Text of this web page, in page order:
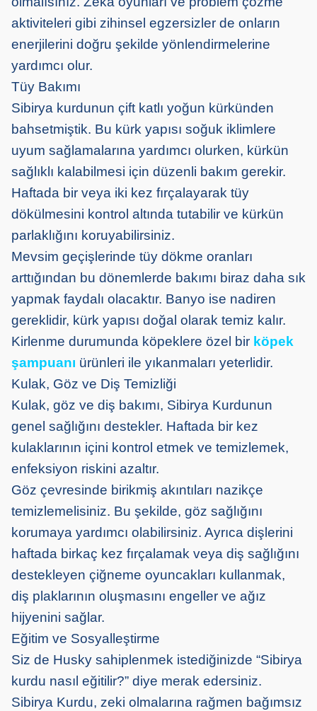
aktiviteleri gibi zihinsel egzersizler de onların
enerjilerini doğru şekilde yönlendirmelerine
yardımcı olur.
Tüy Bakımı
Sibirya kurdunun çift katlı yoğun kürkünden
bahsetmiştik. Bu kürk yapısı soğuk iklimlere
uyum sağlamalarına yardımcı olurken, kürkün
sağlıklı kalabilmesi için düzenli bakım gerekir.
Haftada bir veya iki kez fırçalayarak tüy
dökülmesini kontrol altında tutabilir ve kürkün
parlaklığını koruyabilirsiniz.
Mevsim geçişlerinde tüy dökme oranları
arttığından bu dönemlerde bakımı biraz daha sık
yapmak faydalı olacaktır. Banyo ise nadiren
gereklidir, kürk yapısı doğal olarak temiz kalır.
Kirlenme durumunda köpeklere özel bir köpek
şampuanı ürünleri ile yıkanmaları yeterlidir.
Kulak, Göz ve Diş Temizliği
Kulak, göz ve diş bakımı, Sibirya Kurdunun
genel sağlığını destekler. Haftada bir kez
kulaklarının içini kontrol etmek ve temizlemek,
enfeksiyon riskini azaltır.
Göz çevresinde birikmiş akıntıları nazikçe
temizlemelisiniz. Bu şekilde, göz sağlığını
korumaya yardımcı olabilirsiniz. Ayrıca dişlerini
haftada birkaç kez fırçalamak veya diş sağlığını
destekleyen çiğneme oyuncakları kullanmak,
diş plaklarının oluşmasını engeller ve ağız
hijyenini sağlar.
Eğitim ve Sosyalleştirme
Siz de Husky sahiplenmek istediğinizde “Sibirya
kurdu nasıl eğitilir?” diye merak edersiniz.
Sibirya Kurdu, zeki olmalarına rağmen bağımsız